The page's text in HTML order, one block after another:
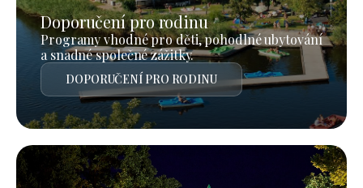
Doporučení pro rodinu
Programy vhodné pro děti, pohodlné ubytování
a snadné společné zážitky.
DOPORUČENÍ PRO RODINU